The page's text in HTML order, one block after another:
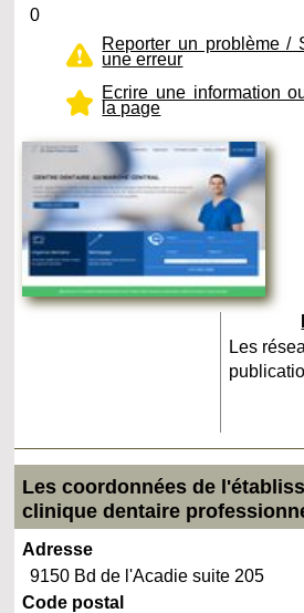
0
Reporter un problème /
une erreur
Ecrire une information
la page
Les
Les coordonnées de
clinique dentaire
Adresse
9150 Bd de l'Acadie suite 205
Code postal